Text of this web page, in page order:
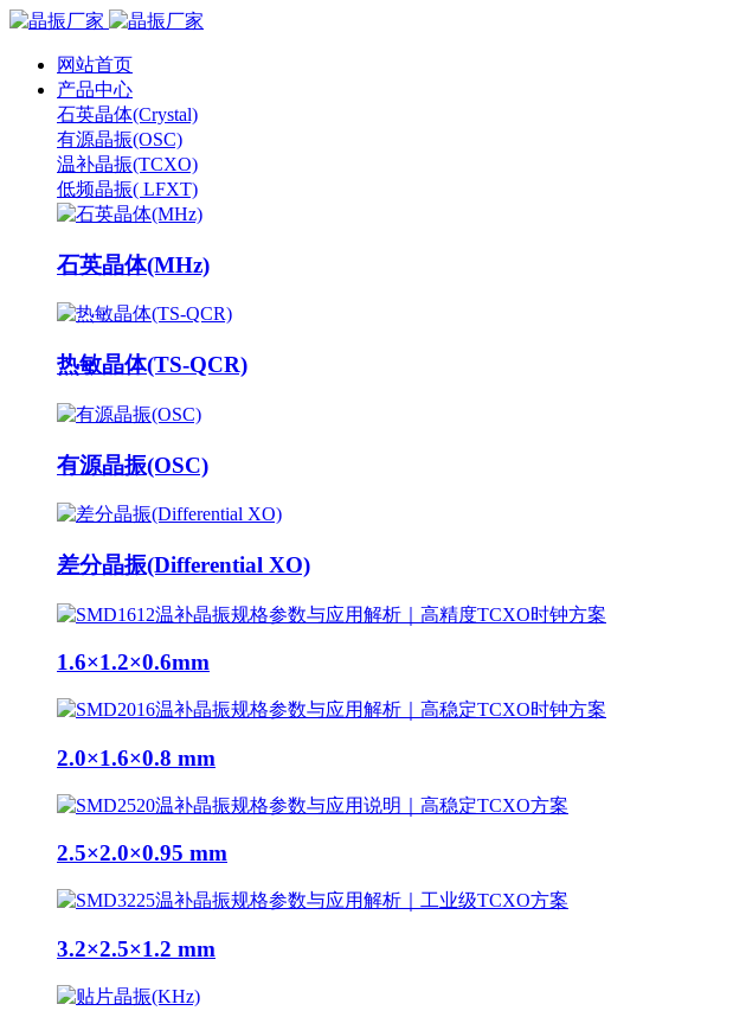
网站首页
产品中心
石英晶体(Crystal)
有源晶振(OSC)
温补晶振(TCXO)
低频晶振( LFXT)
石英晶体(MHz)
热敏晶体(TS-QCR)
有源晶振(OSC)
差分晶振(Differential XO)
1.6×1.2×0.6mm
2.0×1.6×0.8 mm
2.5×2.0×0.95 mm
3.2×2.5×1.2 mm